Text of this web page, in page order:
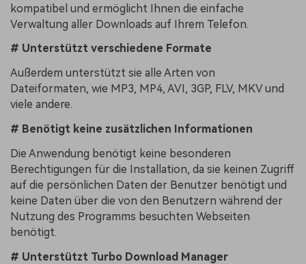
kompatibel und ermöglicht Ihnen die einfache
Verwaltung aller Downloads auf Ihrem Telefon.
# Unterstützt verschiedene Formate
Außerdem unterstützt sie alle Arten von
Dateiformaten, wie MP3, MP4, AVI, 3GP, FLV, MKV und
viele andere.
# Benötigt keine zusätzlichen Informationen
Die Anwendung benötigt keine besonderen
Berechtigungen für die Installation, da sie keinen Zugriff
auf die persönlichen Daten der Benutzer benötigt und
keine Daten über die von den Benutzern während der
Nutzung des Programms besuchten Webseiten
benötigt.
# Unterstützt Turbo Download Manager